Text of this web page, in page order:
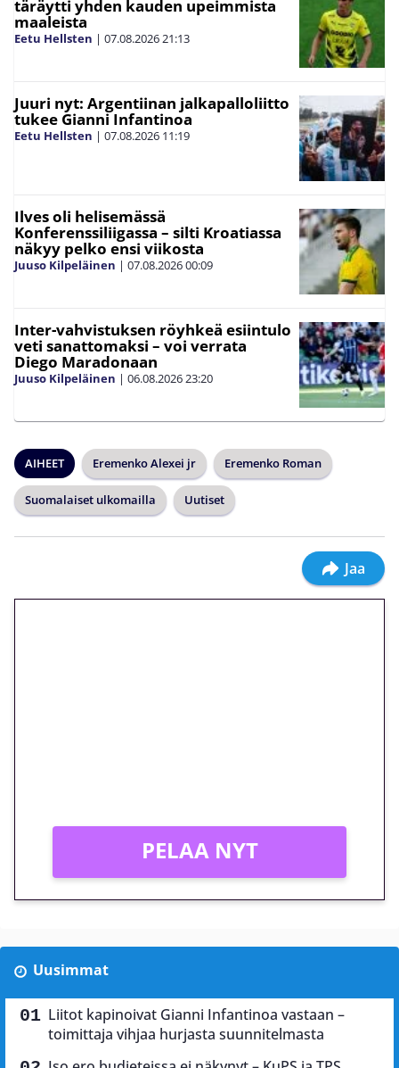
täräytti yhden kauden upeimmista
maaleista
Eetu Hellsten | 07.08.202621:13
Juuri nyt: Argentiinan jalkapalloliitto
tukee Gianni Infantinoa
Eetu Hellsten | 07.08.2026 11:19
Ilves oli helisemässä
Konferenssiliigassa – silti Kroatiassa
näkyy pelko ensi viikosta
Juuso Kilpeläinen | 07.08.202600:09
Inter-vahvistuksen röyhkeä esiintulo
veti sanattomaksi – voi verrata
Diego Maradonaan
Juuso Kilpeläinen | 06.08.202623:20
AIHEET Eremenko Alexei jr Eremenko Roman
Suomalaiset ulkomailla Uutiset
Jaa
PELAA NYT
Uusimmat
Liitot kapinoivat Gianni Infantinoa vastaan –
toimittaja vihjaa hurjasta suunnitelmasta